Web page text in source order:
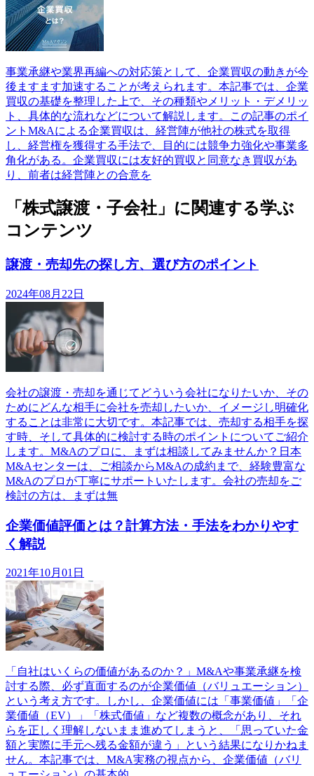
事業承継や業界再編への対応策として、企業買収の動きが今
後ますます加速することが考えられます。本記事では、企業
買収の基礎を整理した上で、その種類やメリット・デメリッ
ト、具体的な流れなどについて解説します。この記事のポイ
ントM&Aによる企業買収は、経営陣が他社の株式を取得
し、経営権を獲得する手法で、目的には競争力強化や事業多
角化がある。企業買収には友好的買収と同意なき買収があ
り、前者は経営陣との合意を
「株式譲渡・子会社」に関連する学ぶ
コンテンツ
譲渡・売却先の探し方、選び方のポイント
2024年08月22日
会社の譲渡・売却を通じてどういう会社になりたいか、その
ためにどんな相手に会社を売却したいか、イメージし明確化
することは非常に大切です。本記事では、売却する相手を探
す時、そして具体的に検討する時のポイントについてご紹介
します。M&Aのプロに、まずは相談してみませんか？日本
M&Aセンターは、ご相談からM&Aの成約まで、経験豊富な
M&Aのプロが丁寧にサポートいたします。会社の売却をご
検討の方は、まずは無
企業価値評価とは？計算方法・手法をわかりやす
く解説
2021年10月01日
「自社はいくらの価値があるのか？」M&Aや事業承継を検
討する際、必ず直面するのが企業価値（バリュエーション）
という考え方です。しかし、企業価値には「事業価値」「企
業価値（EV）」「株式価値」など複数の概念があり、それ
らを正しく理解しないまま進めてしまうと、「思っていた金
額と実際に手元へ残る金額が違う」という結果になりかねま
せん。本記事では、M&A実務の視点から、企業価値（バリ